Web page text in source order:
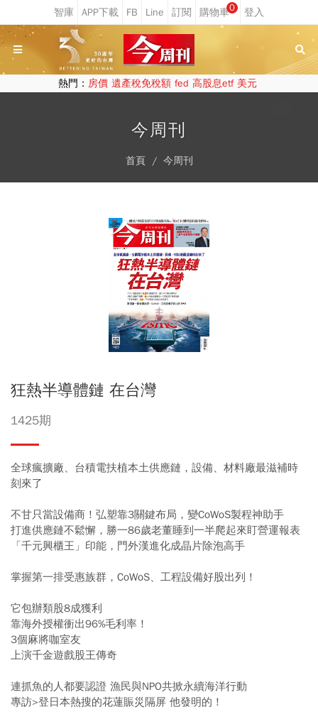
0
熱門： 房價 遺產稅免稅額 fed 高股息etf 美元
今周刊
首頁 今周刊
狂熱半導體鏈 在台灣
1425期
全球瘋擴廠、台積電扶植本土供應鏈，設備、材料廠最滋補時
刻來了
不甘只當設備商！弘塑靠3關鍵布局，變CoWoS製程神助手
打進供應鏈不鬆懈，勝一86歲老董睡到一半爬起來盯營運報表
「千元興櫃王」印能，門外漢進化成晶片除泡高手
掌握第一排受惠族群，CoWoS、工程設備好股出列！
它包辦類股8成獲利
靠海外授權衝出96%毛利率！
3個麻將咖室友
上演千金遊戲股王傳奇
連抓魚的人都要認證 漁民與NPO共掀永續海洋行動
專訪>登日本熱搜的花蓮賑災隔屏 他發明的！